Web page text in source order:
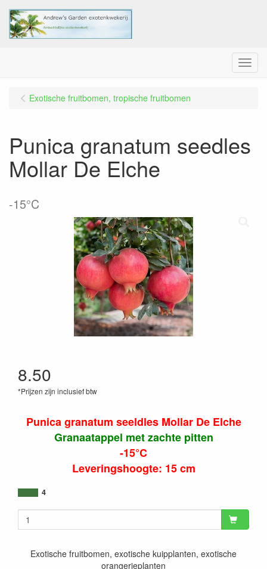
Menu
Exotische fruitbomen, tropische fruitbomen
Punica granatum seedles
Mollar De Elche
-15°C
8.50
*Prijzen zijn inclusief btw
Punica granatum seeldles Mollar De Elche
Granaatappel met zachte pitten
-15°C
Leveringshoogte: 15 cm
4
Exotische fruitbomen, exotische kuipplanten, exotische
orangerieplanten